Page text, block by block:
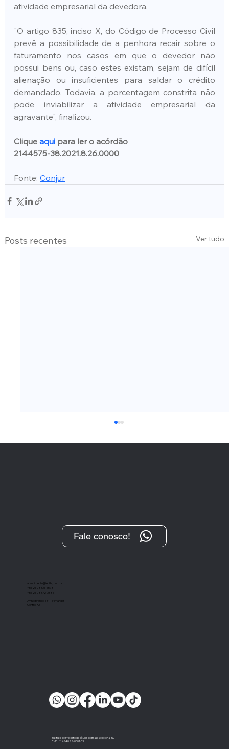
atividade empresarial da devedora.
"O artigo 835, inciso X, do Código de Processo Civil
prevê a possibilidade de a penhora recair sobre o
faturamento nos casos em que o devedor não
possui bens ou, caso estes existam, sejam de difícil
alienação ou insuficientes para saldar o crédito
demandado. Todavia, a porcentagem constrita não
pode inviabilizar a atividade empresarial da
agravante", finalizou.
Clique aqui para ler o acórdão
2144575-38.2021.8.26.0000
Fonte: Conjur
Posts recentes Ver tudo
“O Protesto, após sua transformação
importante instrumento de cobrança”
Instituto de Protesto de Títulos do Brasil-Seccional-RJ
CNPJ: 11.424.022/0001-03
Fale conosco!
atendimento@ieptbrj.com.br
+55 21 98331-6578
+55 21 98372-3385
Av Rio Branco, 131 - 14º andar
Centro, RJ